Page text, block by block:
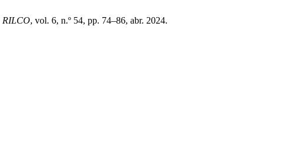
RILCO, vol. 6, n.º 54, pp. 74–86, abr. 2024.